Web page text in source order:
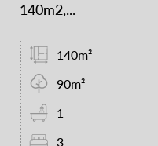
140m2,...
140m²
90m²
1
3